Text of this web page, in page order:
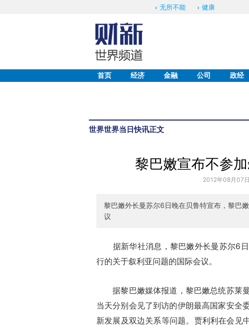
无所不能 健康
首页 经济 金融 公司 政经
世界世界当日快讯正文
黎巴嫩宣布不参
2012年08月07
黎巴嫩外长曼苏尔6日晚在贝鲁特宣布，黎巴
议
据新华社消息，黎巴嫩外长曼苏尔6日
行的关于叙利亚问题的国际会议。
据黎巴嫩媒体报道，黎巴嫩总统苏莱
当天分别会见了到访的伊朗最高国家安全
新发展及双边关系等问题。贾利利在会见